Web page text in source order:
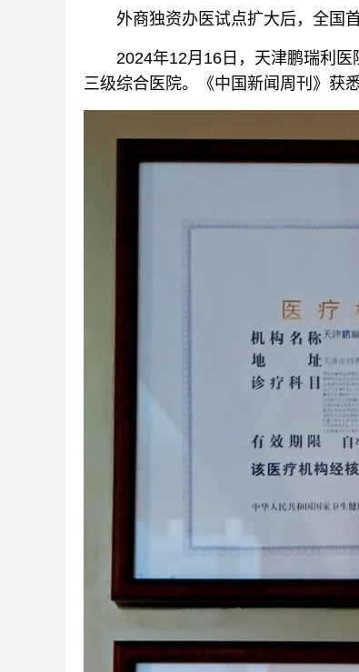
外商独资办医试点扩大后，全国首
2024年12月16日，天津鹏瑞利医
三级综合医院。《中国新闻周刊》获